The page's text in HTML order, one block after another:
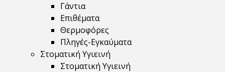
Γάντια
Επιθέματα
Θερμοφόρες
Πληγές-Εγκαύματα
Στοματική Υγιεινή
Στοματική Υγιεινή